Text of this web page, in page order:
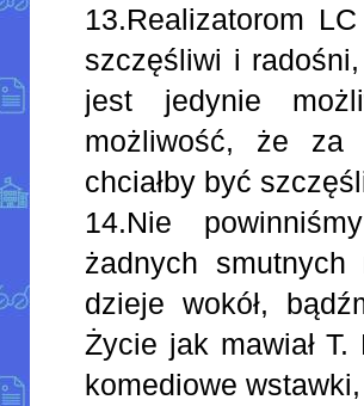
13.Realizatorom
szczęśliwi i
jest jedynie
możliwość, że za
chciałby być
14.Nie
żadnych
dzieje wokół,
Życie jak mawiał
komediowe